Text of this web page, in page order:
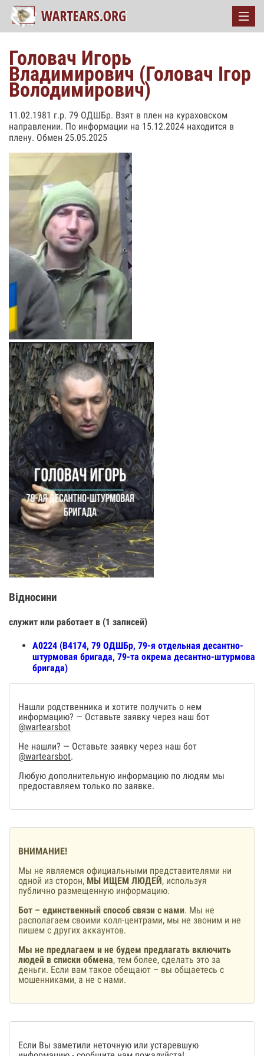
Головач Игорь
Владимирович (Головач Ігор
Володимирович)
11.02.1981 г.р. 79 ОДШБр. Взят в плен на кураховском
направлении. По информации на 15.12.2024 находится в
плену. Обмен 25.05.2025
Відносини
служит или работает в (1 записей)
А0224 (В4174, 79 ОДШБр, 79-я отдельная десантно-
штурмовая бригада, 79-та окрема десантно-штурмова
бригада)
Нашли родственника и хотите получить о нем
информацию? — Оставьте заявку через наш бот
@wartearsbot
Не нашли? — Оставьте заявку через наш бот
@wartearsbot.
Любую дополнительную информацию по людям мы
предоставляем только по заявке.
ВНИМАНИЕ!
Мы не являемся официальными представителями ни
одной из сторон, МЫ ИЩЕМ ЛЮДЕЙ, используя
публично размещенную информацию.
Бот – единственный способ связи с нами. Мы не
располагаем своими колл-центрами, мы не звоним и не
пишем с других аккаунтов.
Мы не предлагаем и не будем предлагать включить
людей в списки обмена, тем более, сделать это за
деньги. Если вам такое обещают – вы общаетесь с
мошенниками, а не с нами.
Если Вы заметили неточную или устаревшую